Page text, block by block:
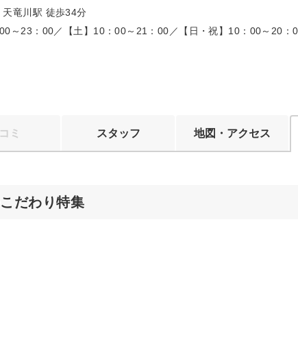
竜川駅 徒歩34分
00～23：00／【土】10：00～21：00／【日・祝】10：00～20：
ミ スタッフ 地図・アクセス
だわり特集